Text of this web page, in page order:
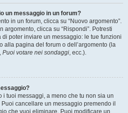
un messaggio in un forum?
in un forum, clicca su “Nuovo argomento”.
argomento, clicca su “Rispondi”. Potresti
poter inviare un messaggio: le tue funzioni
alla pagina del forum o dell’argomento (la
, Puoi votare nei sondaggi, ecc.).
i tuoi messaggi, a meno che tu non sia un
cancellare un messaggio premendo il
che vuoi eliminare. Puoi modificare un